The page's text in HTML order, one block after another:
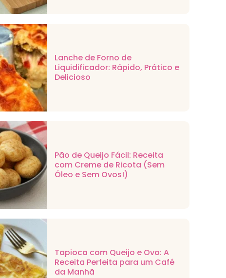
Lanche de Forno de
Liquidificador: Rápido, Prático e
Delicioso
Pão de Queijo Fácil: Receita
com Creme de Ricota (Sem
Óleo e Sem Ovos!)
Tapioca com Queijo e Ovo: A
Receita Perfeita para um Café
da Manhã